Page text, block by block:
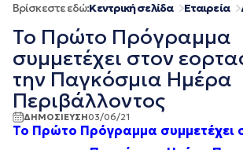
Βρίσκεστε εδώ:Κεντρική σελίδα Εταιρεία
Το Πρώτο Πρόγραμμα
συμμετέχει στον
την Παγκόσμια Ημέρα
Περιβάλλοντος
ΔΗΜΟΣΙΕΥΣΗ03/06/21
Το Πρώτο Πρόγραμμα συμμετέχει